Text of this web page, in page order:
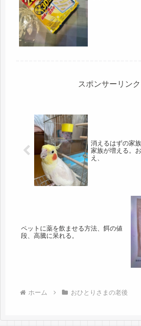
スポンサーリンク
消えるはずの家
家族が増える。
え、
ペットに薬を飲ませる方法、餌の値
段、高騰に呆れる。
ホーム おひとりさまの老後